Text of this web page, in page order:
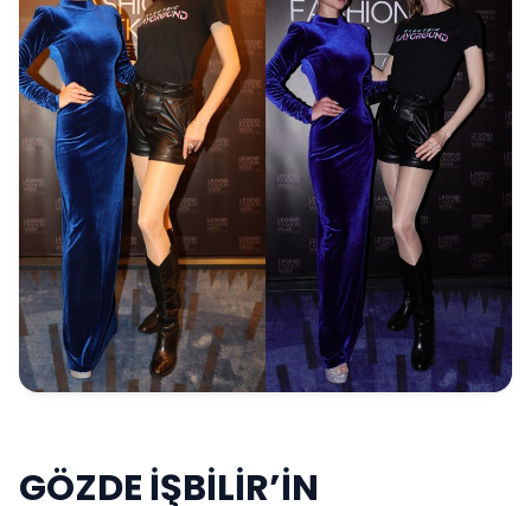
GÖZDE İŞBİLİR’İN